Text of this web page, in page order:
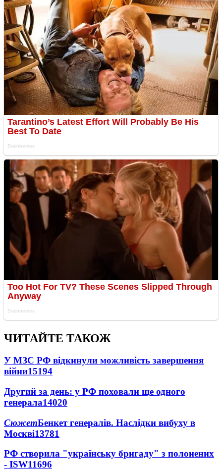
ЧИТАЙТЕ ТАКОЖ
У МЗС РФ відкинули можливість завершення
війни15194
Другий за день: у РФ поховали ще одного
генерала14020
СюжетБенкет генералів. Наслідки вибуху в
Москві13781
РФ створила "українську бригаду" з полонених
- ISW11696